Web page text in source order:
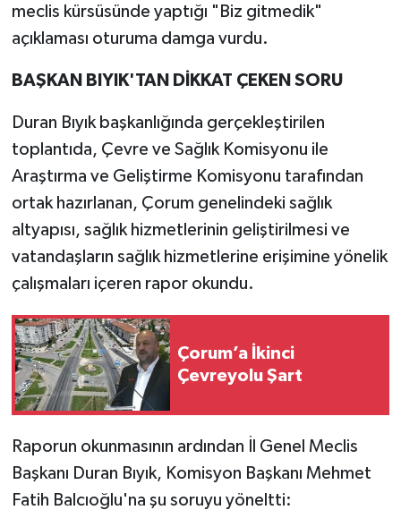
meclis kürsüsünde yaptığı "Biz gitmedik"
açıklaması oturuma damga vurdu.
BAŞKAN BIYIK'TAN DİKKAT ÇEKEN SORU
Duran Bıyık başkanlığında gerçekleştirilen
toplantıda, Çevre ve Sağlık Komisyonu ile
Araştırma ve Geliştirme Komisyonu tarafından
ortak hazırlanan, Çorum genelindeki sağlık
altyapısı, sağlık hizmetlerinin geliştirilmesi ve
vatandaşların sağlık hizmetlerine erişimine yönelik
çalışmaları içeren rapor okundu.
Çorum’a İkinci
Çevreyolu Şart
Raporun okunmasının ardından İl Genel Meclis
Başkanı Duran Bıyık, Komisyon Başkanı Mehmet
Fatih Balcıoğlu'na şu soruyu yöneltti: